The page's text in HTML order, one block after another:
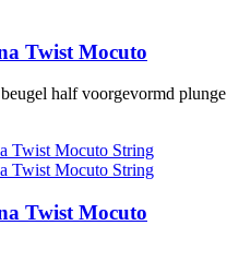
Twist Mocuto
half voorgevormd plunge
Twist Mocuto